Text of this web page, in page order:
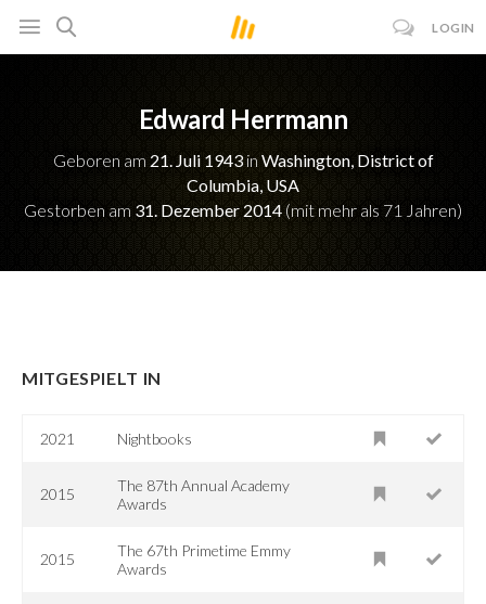
LOGIN
Edward Herrmann
Geboren am 21. Juli 1943in Washington, District of
Columbia, USA
Gestorben am 31. Dezember 2014 (mit mehr als 71 Jahren)
MITGESPIELT IN
2021 Nightbooks
2015
The 87th Annual Academy
Awards
2015
The 67th Primetime Emmy
Awards